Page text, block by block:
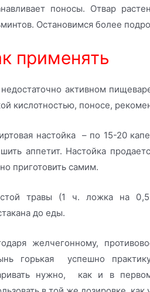
поносы. Отвар
Остановимся более
применять
активном
кислотностью, поносе,
настойка – по 15-20
аппетит. Настойка
приготовить самим.
травы (1 ч. ложка на
до еды.
желчегонному,
горькая успешно
нужно, как и в